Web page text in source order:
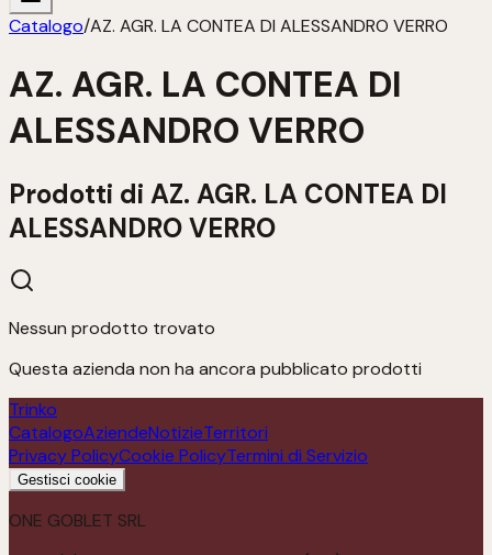
Catalogo/AZ. AGR. LA CONTEA DI ALESSANDRO VERRO
AZ. AGR. LA CONTEA DI
ALESSANDRO VERRO
Prodotti di AZ. AGR. LA CONTEA DI
ALESSANDRO VERRO
Nessun prodotto trovato
Questa azienda non ha ancora pubblicato prodotti
Trinko
CatalogoAziendeNotizieTerritori
Privacy PolicyCookie PolicyTermini di Servizio
Gestisci cookie
ONE GOBLET SRL